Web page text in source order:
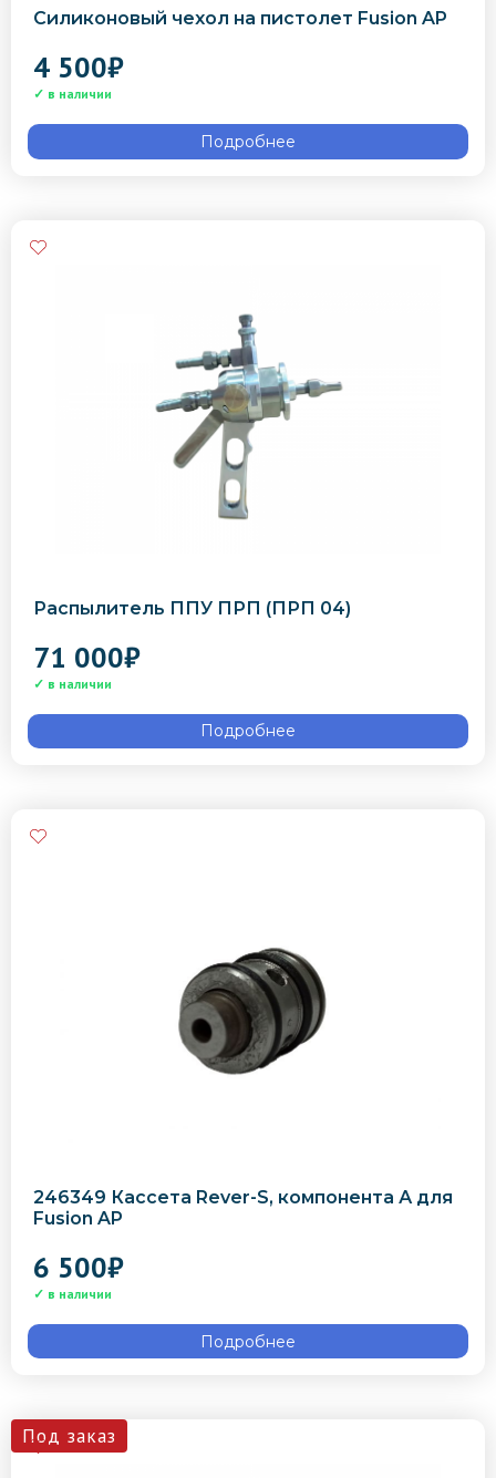
Силиконовый чехол на пистолет Fusion AP
4 500₽
Подробнее
Распылитель ППУ ПРП (ПРП 04)
71 000₽
Подробнее
246349 Кассета Rever-S, компонента А для
Fusion AP
6 500₽
Подробнее